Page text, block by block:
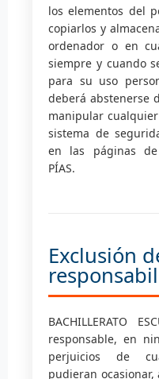
los elementos del
copiarlos y
ordenador o en
siempre y cuando
para su uso
deberá abstenerse
manipular
sistema de
en las páginas de
PÍAS.
Exclusión
BACHILLERATO
responsable, en
perjuicios de
pudieran